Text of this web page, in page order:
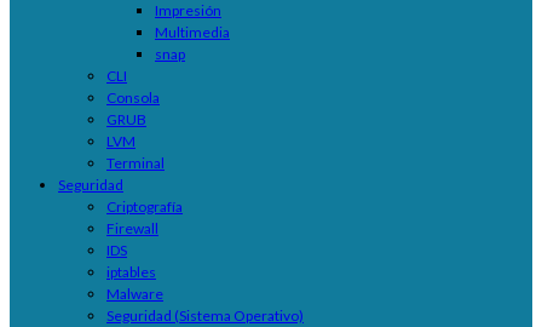
Impresión
Multimedia
snap
CLI
Consola
GRUB
LVM
Terminal
Seguridad
Criptografía
Firewall
IDS
iptables
Malware
Seguridad (Sistema Operativo)